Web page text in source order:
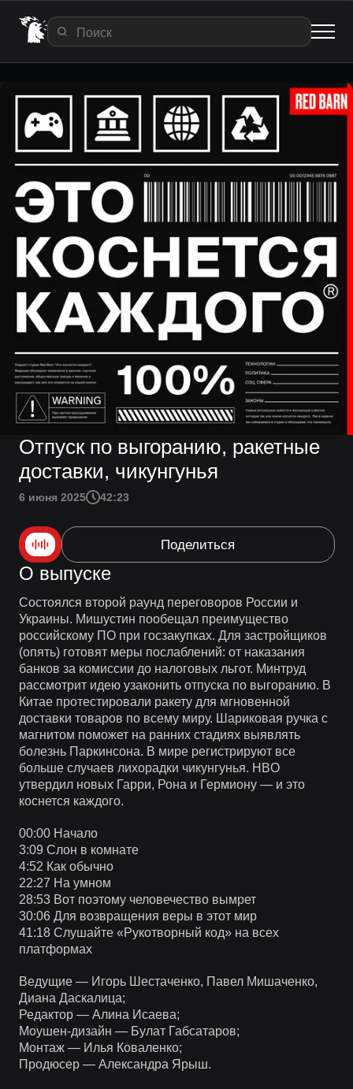
Отпуск по выгоранию, ракетные
доставки, чикунгунья
6 июня 2025 42:23
Поделиться
О выпуске
Состоялся второй раунд переговоров России и
Украины. Мишустин пообещал преимущество
российскому ПО при госзакупках. Для застройщиков
(опять) готовят меры послаблений: от наказания
банков за комиссии до налоговых льгот. Минтруд
рассмотрит идею узаконить отпуска по выгоранию. В
Китае протестировали ракету для мгновенной
доставки товаров по всему миру. Шариковая ручка с
магнитом поможет на ранних стадиях выявлять
болезнь Паркинсона. В мире регистрируют все
больше случаев лихорадки чикунгунья. HBO
утвердил новых Гарри, Рона и Гермиону — и это
коснется каждого.
00:00 Начало
3:09 Слон в комнате
4:52 Как обычно
22:27 На умном
28:53 Вот поэтому человечество вымрет
30:06 Для возвращения веры в этот мир
41:18 Слушайте «Рукотворный код» на всех
платформах
Ведущие — Игорь Шестаченко, Павел Мишаченко,
Диана Даскалица;
Редактор — Алина Исаева;
Моушен-дизайн — Булат Габсатаров;
Монтаж — Илья Коваленко;
Продюсер — Александра Ярыш.